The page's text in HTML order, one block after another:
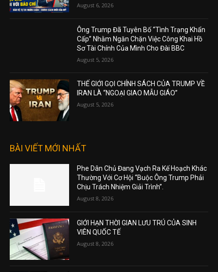
August 6, 2026
Ông Trump Đã Tuyên Bố “Tình Trạng Khẩn
Cấp” Nhằm Ngăn Chặn Việc Công Khai Hồ
Sơ Tài Chính Của Mình Cho Đài BBC
August 5, 2026
THẾ GIỚI GỌI CHÍNH SÁCH CỦA TRUMP VỀ
IRAN LÀ “NGOẠI GIAO MẪU GIÁO”
August 5, 2026
BÀI VIẾT MỚI NHẤT
Phe Dân Chủ Đang Vạch Ra Kế Hoạch Khác
Thường Với Cơ Hội “Buộc Ông Trump Phải
Chịu Trách Nhiệm Giải Trình”.
August 8, 2026
GIỚI HẠN THỜI GIAN LƯU TRÚ CỦA SINH
VIÊN QUỐC TẾ
August 8, 2026